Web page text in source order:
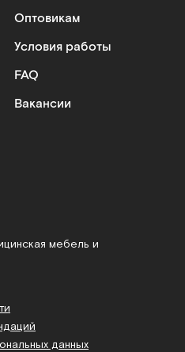
Оптовикам
Условия работы
FAQ
Вакансии
мебель и
данных